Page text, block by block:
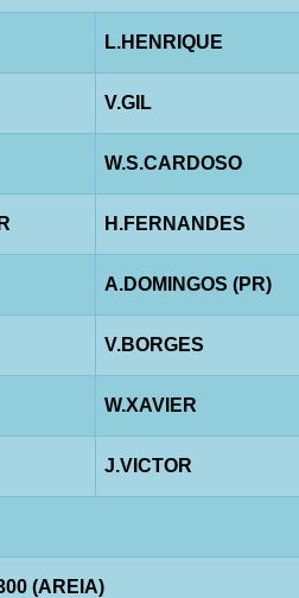
L.HENRIQUE
V.GIL
W.S.CARDOSO
H.FERNANDES
A.DOMINGOS (PR)
V.BORGES
W.XAVIER
J.VICTOR
(AREIA)